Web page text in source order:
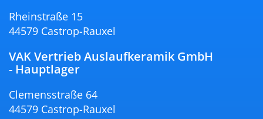
Rheinstraße 15
44579 Castrop-Rauxel
VAK Vertrieb Auslaufkeramik GmbH
- Hauptlager
Clemensstraße 64
44579 Castrop-Rauxel